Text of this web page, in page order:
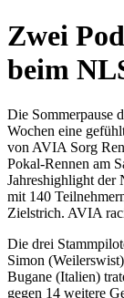
Zwei
beim
Die Sommerpause
Wochen eine
von AVIA Sorg
Pokal-Rennen am
Jahreshighlight der
mit 140
Zielstrich. AVIA
Die drei
Simon
Bugane (Italien)
gegen 14 weitere